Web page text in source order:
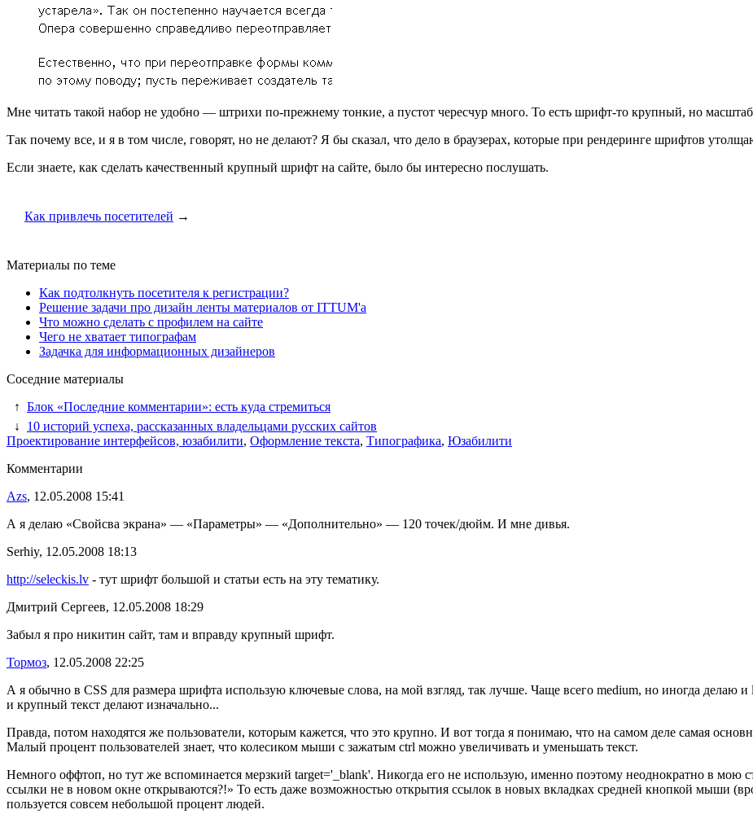
Мне читать такой набор не удобно — штрихи по-прежнему тонкие, а пустот чересчур много. То есть шрифт-то крупный, но
Так почему все, и я в том числе, говорят, но не делают? Я бы сказал, что дело в браузерах, которые при рендеринге шрифтов
Если знаете, как сделать качественный крупный шрифт на сайте, было бы интересно послушать.
Как привлечь посетителей →
Материалы по теме
Как подтолкнуть посетителя к регистрации?
Решение задачи про дизайн ленты материалов от ITTUM'а
Что можно сделать с профилем на сайте
Чего не хватает типографам
Задачка для информационных дизайнеров
Соседние материалы
↑ Блок «Последние комментарии»: есть куда стремиться
↓ 10 историй успеха, рассказанных владельцами русских сайтов
Проектирование интерфейсов, юзабилити, Оформление текста, Типографика, Юзабилити
Комментарии
Azs, 12.05.2008 15:41
А я делаю «Свойсва экрана» — «Параметры» — «Дополнительно» — 120 точек/дюйм. И мне дивья.
Serhiy, 12.05.2008 18:13
http://seleckis.lv - тут шрифт большой и статьи есть на эту тематику.
Дмитрий Сергеев, 12.05.2008 18:29
Забыл я про никитин сайт, там и вправду крупный шрифт.
Тормоз, 12.05.2008 22:25
А я обычно в CSS для размера шрифта использую ключевые слова, на мой взгляд, так лучше. Чаще всего medium, но иногда делаю
и крупный текст делают изначально...
Правда, потом находятся же пользователи, которым кажется, что это крупно. И вот тогда я понимаю, что на самом деле самая
Малый процент пользователей знает, что колесиком мыши с зажатым ctrl можно увеличивать и уменьшать текст.
Немного оффтоп, но тут же вспоминается мерзкий target='_blank'. Никогда его не использую, именно поэтому неоднократно в мою
ссылки не в новом окне открываются?!» То есть даже возможностью открытия ссылок в новых вкладках средней кнопкой мыши
пользуется совсем небольшой процент людей.